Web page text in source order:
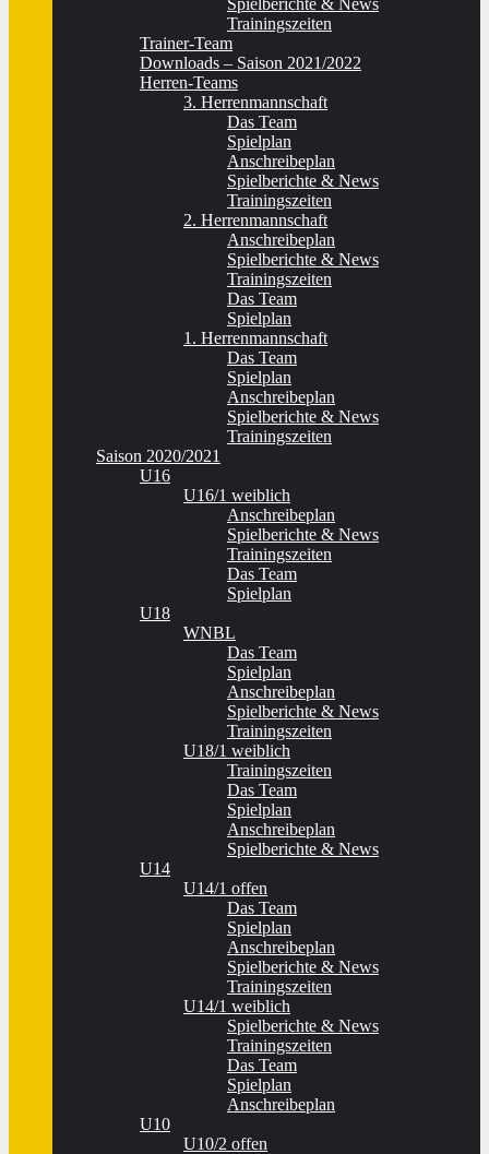
Spielberichte & News
Trainingszeiten
Trainer-Team
Downloads – Saison 2021/2022
Herren-Teams
3. Herrenmannschaft
Das Team
Spielplan
Anschreibeplan
Spielberichte & News
Trainingszeiten
2. Herrenmannschaft
Anschreibeplan
Spielberichte & News
Trainingszeiten
Das Team
Spielplan
1. Herrenmannschaft
Das Team
Spielplan
Anschreibeplan
Spielberichte & News
Trainingszeiten
Saison 2020/2021
U16
U16/1 weiblich
Anschreibeplan
Spielberichte & News
Trainingszeiten
Das Team
Spielplan
U18
WNBL
Das Team
Spielplan
Anschreibeplan
Spielberichte & News
Trainingszeiten
U18/1 weiblich
Trainingszeiten
Das Team
Spielplan
Anschreibeplan
Spielberichte & News
U14
U14/1 offen
Das Team
Spielplan
Anschreibeplan
Spielberichte & News
Trainingszeiten
U14/1 weiblich
Spielberichte & News
Trainingszeiten
Das Team
Spielplan
Anschreibeplan
U10
U10/2 offen